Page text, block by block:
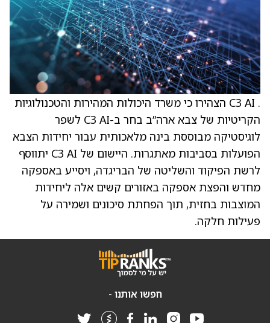
. C3 AI הצהירו כי משרד היכולות המהירות והטכנולוגיות
הקריטיות של צבא ארה”ב בחר ב-C3 AI לשפר
לוגיסטיקה מבוססת בינה מלאכותית עבור יחידות הצבא
הפועלות בסביבות מאתגרות. היישום של C3 AI יתווסף
לרשת הפיקוד והשליטה של הבריגדה, ויסייע באספקה
מחדש והפצת אספקה באזורים קשים אלה ליחידות
המוצבות בחזית, תוך הפחתת סיכונים ושמירה על
פעילות חלקה.
חפשו אותנו -